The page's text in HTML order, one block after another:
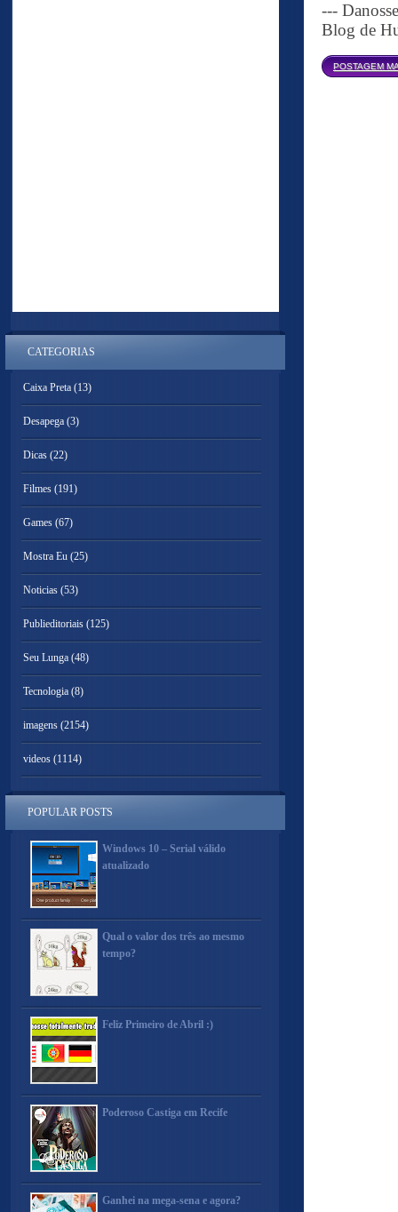
---
Blog de
POSTAGEM
CATEGORIAS
Caixa Preta (13)
Desapega (3)
Dicas (22)
Filmes (191)
Games (67)
Mostra Eu (25)
Noticias (53)
Publieditoriais (125)
Seu Lunga (48)
Tecnologia (8)
imagens (2154)
videos (1114)
POPULAR POSTS
Windows 10 – Serial válido
atualizado
Qual o valor dos três ao mesmo
tempo?
Feliz Primeiro de Abril :)
Poderoso Castiga em Recife
Ganhei na mega-sena e agora?